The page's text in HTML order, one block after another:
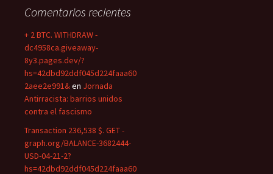
Comentarios recientes
+ 2 BTC. WITHDRAW -
dc4958ca.giveaway-
8y3.pages.dev/?
hs=42dbd92ddf045d224faaa60
2aee2e991&en Jornada
Antirracista: barrios unidos
contra el fascismo
Transaction 236,538 $. GET -
graph.org/BALANCE-3682444-
USD-04-21-2?
hs=42dbd92ddf045d224faaa60